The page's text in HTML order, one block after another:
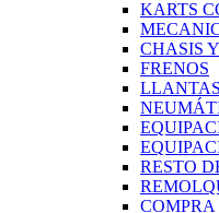
KARTS
CHASIS
FRENOS
LLANTAS
RESTO